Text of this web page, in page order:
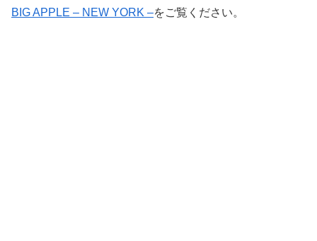
BIG APPLE – NEW YORK –をご覧ください。